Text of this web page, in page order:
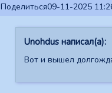
Поделиться09-11-2025
Unohdus написал(а):
Вот и вышел